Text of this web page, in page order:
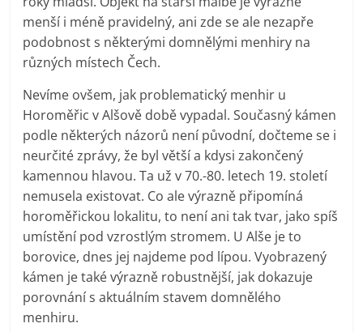
menší i méně pravidelný, ani zde se ale nezapře
podobnost s některými domnělými menhiry na
různých místech Čech.
Nevíme ovšem, jak problematický menhir u
Horoměřic v Alšově době vypadal. Současný kámen
podle některých názorů není původní, dočteme se i
neurčité zprávy, že byl větší a kdysi zakončený
kamennou hlavou. Ta už v 70.-80. letech 19. století
nemusela existovat. Co ale výrazně připomíná
horoměřickou lokalitu, to není ani tak tvar, jako spíš
umístění pod vzrostlým stromem. U Alše je to
borovice, dnes jej najdeme pod lípou. Vyobrazený
kámen je také výrazně robustnější, jak dokazuje
porovnání s aktuálním stavem domnělého
menhiru.